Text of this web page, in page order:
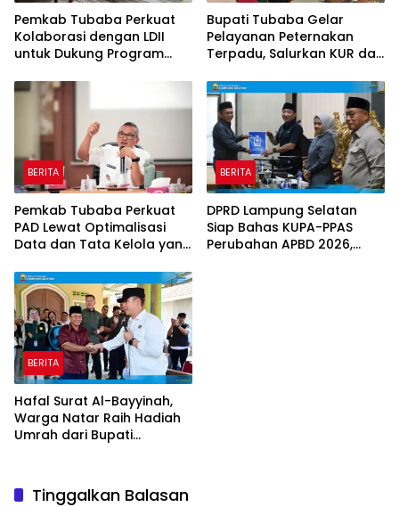
Pemkab Tubaba Perkuat
Kolaborasi dengan LDII
untuk Dukung Program
Bupati Tubaba Gelar
Pelayanan Peternakan
Terpadu, Salurkan KUR dan
Ketenagakerjaan
BERITA
Pemkab Tubaba Perkuat
PAD Lewat Optimalisasi
Data dan Tata Kelola yang
BERITA
DPRD Lampung Selatan
Siap Bahas KUPA-PPAS
Perubahan APBD 2026,
BERITA
Hafal Surat Al-Bayyinah,
Warga Natar Raih Hadiah
Umrah dari Bupati
Tinggalkan Balasan